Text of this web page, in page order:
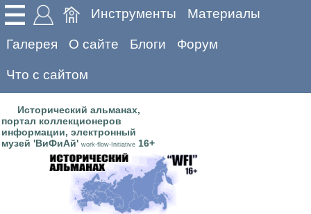
Инструменты Материалы
Галерея О сайте Блоги Форум
Что с сайтом
Исторический альманах,
портал коллекционеров
информации, электронный
музей 'ВиФиАй' work-flow-Initiative 16+